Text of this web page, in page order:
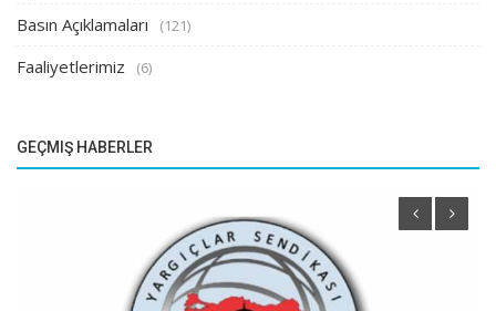
Basın Açıklamaları (121)
Faaliyetlerimiz (6)
GEÇMIŞ HABERLER